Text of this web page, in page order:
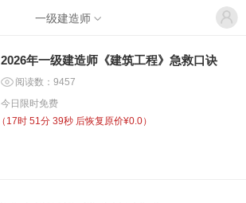
一级建造师
2026年一级建造师《建筑工程》急救口诀
阅读数：9457
今日限时免费
（ 17时 51分 38秒 后恢复原价¥0.0）